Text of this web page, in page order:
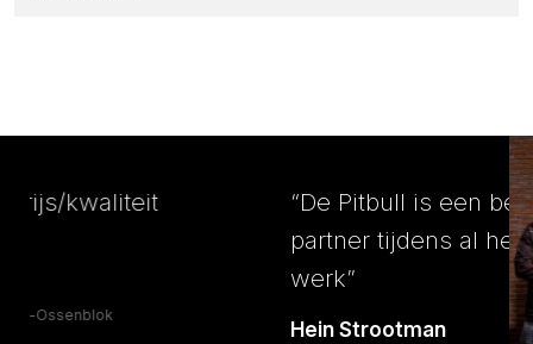
“Een uitstekende prijs/kwaliteit
Melkveebedrijf Mts. Lazeroms-Ossenblok